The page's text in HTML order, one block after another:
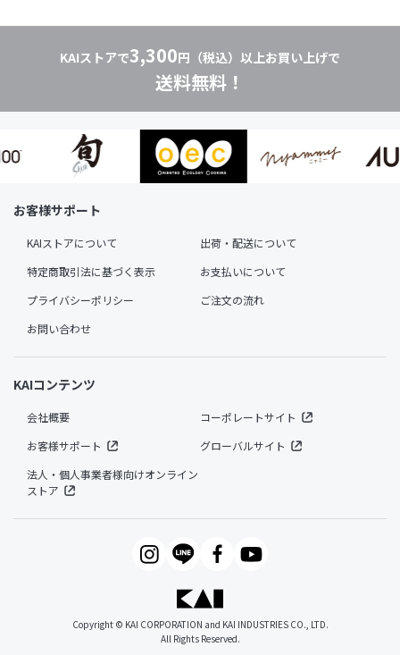
KAIストアで3,300円（税込）以上お買い上げで
送料無料！
お客様サポート
KAIストアについて
出荷・配送について
特定商取引法に基づく表示
お支払いについて
プライバシーポリシー
ご注文の流れ
お問い合わせ
KAIコンテンツ
会社概要
コーポレートサイト
お客様サポート
グローバルサイト
法人・個人事業者様向けオンライン
ストア
Copyright © KAI CORPORATION and KAI INDUSTRIES CO., LTD.
All Rights Reserved.